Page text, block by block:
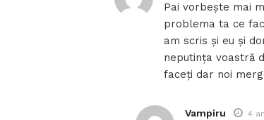
Pai vorbește mai
problema ta ce
am scris și eu și
neputința voastră
faceți dar noi
Vampiru 4